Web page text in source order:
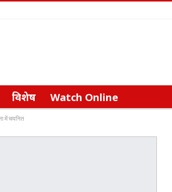
विशेष Watch Online
में चयनित